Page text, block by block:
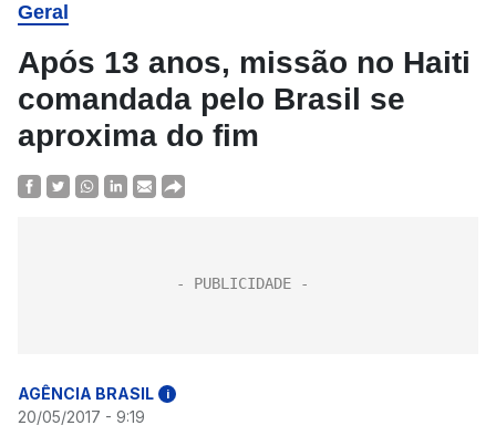
Geral
Após 13 anos, missão no Haiti
comandada pelo Brasil se
aproxima do fim
AGÊNCIA BRASIL i
20/05/2017 - 9:19